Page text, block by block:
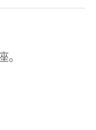
。